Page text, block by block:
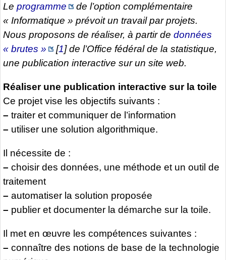
Le programme
de l’option complémentaire
« Informatique » prévoit un travail par projets.
Nous proposons de réaliser, à partir de données
« brutes »
[1]de l’Office fédéral de la statistique,
une publication interactive sur un site web.
Réaliser une publication interactive sur la toile
Ce projet vise les objectifs suivants :
– traiter et communiquer de l’information
– utiliser une solution algorithmique.
Il nécessite de :
– choisir des données, une méthode et un outil de
traitement
– automatiser la solution proposée
– publier et documenter la démarche sur la toile.
Il met en œuvre les compétences suivantes :
– connaître des notions de base de la technologie